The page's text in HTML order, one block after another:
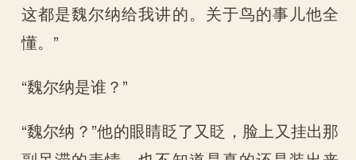
这都是魏尔纳给我讲的。关于鸟的事儿他全
懂。”
“魏尔纳是谁？”
“魏尔纳？”他的眼睛眨了又眨，脸上又挂出那